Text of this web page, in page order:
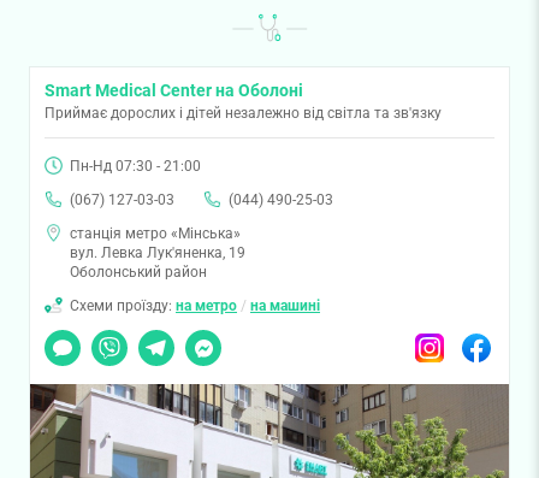
Smart Medical Center на Оболоні
Приймає дорослих і дітей незалежно від світла та зв'язку
Пн-Нд 07:30 - 21:00
(067) 127-03-03
(044) 490-25-03
станція метро «Мінська»
вул. Левка Лук'яненка, 19
Оболонський район
Схеми проїзду: на метро / на машині
Чат
Viber TelegramMessenger InstagramFacebook